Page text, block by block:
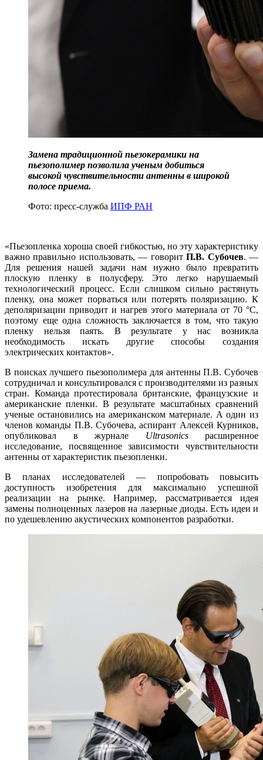
Замена традиционной пьезокерамики на
пьезополимер позволила ученым добиться
высокой чувствительности антенны в широкой
полосе приема.
Фото: пресс-служба ИПФ РАН
«Пьезопленка хороша своей гибкостью, но эту характеристику
важно правильно использовать, — говоритП.В. Субочев. —
Для решения нашей задачи нам нужно было превратить
плоскую пленку в полусферу. Это легко нарушаемый
технологический процесс. Если слишком сильно растянуть
пленку, она может порваться или потерять поляризацию. К
деполяризации приводит и нагрев этого материала от 70 °C,
поэтому еще одна сложность заключается в том, что такую
пленку нельзя паять. В результате у нас возникла
необходимость искать другие способы создания
электрических контактов».
В поисках лучшего пьезополимера для антенны П.В. Субочев
сотрудничал и консультировался с производителями из разных
стран. Команда протестировала британские, французские и
американские пленки. В результате масштабных сравнений
ученые остановились на американском материале. А один из
членов команды П.В. Субочева, аспирант Алексей Курников,
опубликовал в журнале Ultrasonicsрасширенное
исследование, посвященное зависимости чувствительности
антенны от характеристик пьезопленки.
В планах исследователей — попробовать повысить
доступность изобретения для максимально успешной
реализации на рынке. Например, рассматривается идея
замены полноценных лазеров на лазерные диоды. Есть идеи и
по удешевлению акустических компонентов разработки.